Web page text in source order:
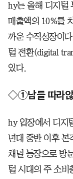
hy는 올해 디지털
매출액의 10%를
까운 수직성장이
털 전환(digital
있다.
◇①남들 따라않
hy 입장에서 디지
년대 중반 이후 본
채널 등장으로 방
털 시대의 주 소